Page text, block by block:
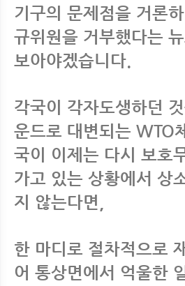
기구의 문제점을 거론
규위원을 거부했다는
보아야겠습니다.
각국이 각자도생하던
운드로 대변되는 WTO
국이 이제는 다시 보호
가고 있는 상황에서 상
지 않는다면,
한 마디로 절차적으로
어 통상면에서 억울한